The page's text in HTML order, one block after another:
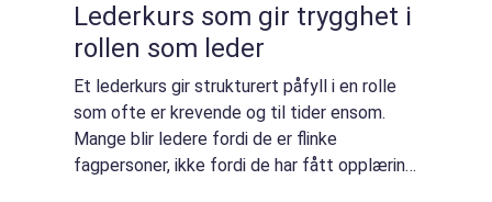
Lederkurs som gir trygghet i
rollen som leder
Et lederkurs gir strukturert påfyll i en rolle
som ofte er krevende og til tider ensom.
Mange blir ledere fordi de er flinke
fagpersoner, ikke fordi de har fått opplæring